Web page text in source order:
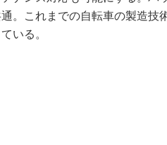
。これまでの自転車の製造技
いる。